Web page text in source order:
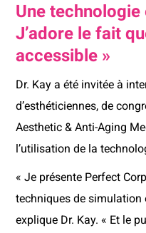
Une technologie
J’adore le fait
accessible »
Dr. Kay a été invitée à
d’esthéticiennes, de
Aesthetic & Anti-Aging
l’utilisation de la
« Je présente Perfect
techniques de simulation
explique Dr. Kay. « Et le